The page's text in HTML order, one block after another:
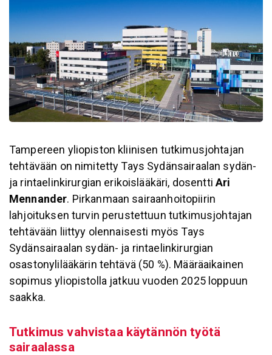
Tampereen yliopiston kliinisen tutkimusjohtajan
tehtävään on nimitetty Tays Sydänsairaalan sydän-
ja rintaelinkirurgian erikoislääkäri, dosenttiAri
Mennander. Pirkanmaan sairaanhoitopiirin
lahjoituksen turvin perustettuun tutkimusjohtajan
tehtävään liittyy olennaisesti myös Tays
Sydänsairaalan sydän- ja rintaelinkirurgian
osastonylilääkärin tehtävä (50 %). Määräaikainen
sopimus yliopistolla jatkuu vuoden 2025 loppuun
saakka.
Tutkimus vahvistaa käytännön työtä
sairaa­lassa